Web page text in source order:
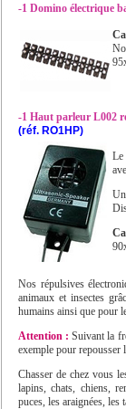
-1 Domino électrique
-1 Haut parleur L002
(réf. RO1HP)
Le
Nos répulsives
animaux et insectes
humains ainsi que pour
Attention :Suivant la
exemple pour repousser
Chasser de chez vous
lapins, chats, chiens,
puces, les araignées, les